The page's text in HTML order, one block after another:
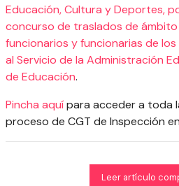
Educación, Cultura y Deportes,
concurso de traslados de
funcionarios y funcionarias de
al Servicio de la Administración
de Educación.
Pincha aquípara acceder a toda
proceso de CGT de Inspección
Leer artículo